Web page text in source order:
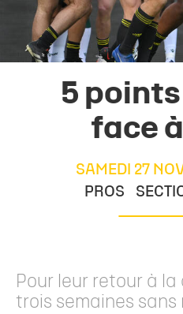
5
face
SAMEDI 27
PROS
Pour leur retour à
trois semaines sans